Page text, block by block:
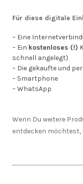
Für diese digitale
– Eine
– Ein kostenloses (!)
schnell angelegt)
– Die gekaufte und
– Smartphone
– WhatsApp
Wenn Du weitere
entdecken möchtest,